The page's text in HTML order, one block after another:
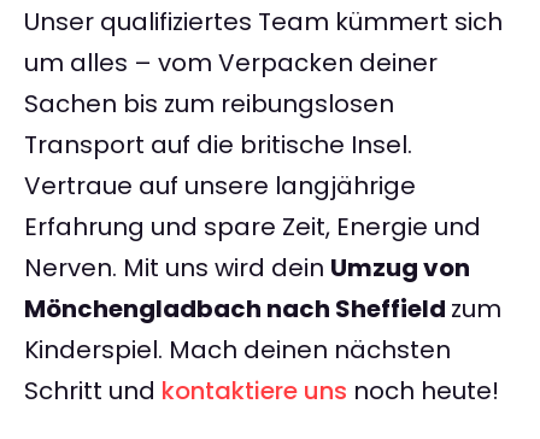
Unser qualifiziertes Team kümmert sich
um alles – vom Verpacken deiner
Sachen bis zum reibungslosen
Transport auf die britische Insel.
Vertraue auf unsere langjährige
Erfahrung und spare Zeit, Energie und
Nerven. Mit uns wird dein Umzug von
Mönchengladbach nach Sheffield zum
Kinderspiel. Mach deinen nächsten
Schritt und kontaktiere uns noch heute!